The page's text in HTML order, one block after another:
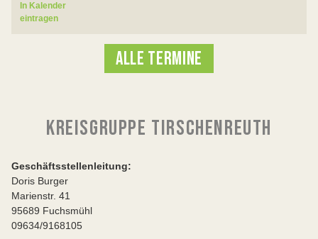
In Kalender
eintragen
ALLE TERMINE
KREISGRUPPE TIRSCHENREUTH
Geschäftsstellenleitung:
Doris Burger
Marienstr. 41
95689 Fuchsmühl
09634/9168105